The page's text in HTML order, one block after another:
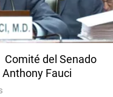
Comité del Senado
Fauci